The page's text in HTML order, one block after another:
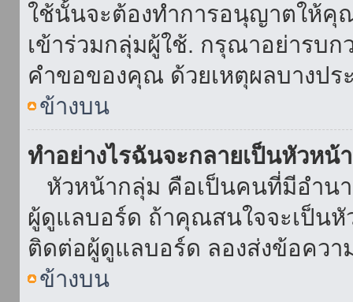
ใช้นั้นจะต้องทำการอนุญาตให้คุ
เข้าร่วมกลุ่มผู้ใช้. กรุณาอย่ารบก
คำขอของคุณ ด้วยเหตุผลบางปร
ข้างบน
ทำอย่างไรฉันจะกลายเป็นหัวหน้
หัวหน้ากลุ่ม คือเป็นคนที่มีอำนา
ผู้ดูแลบอร์ด ถ้าคุณสนใจจะเป็น
ติดต่อผู้ดูแลบอร์ด ลองส่งข้อคว
ข้างบน